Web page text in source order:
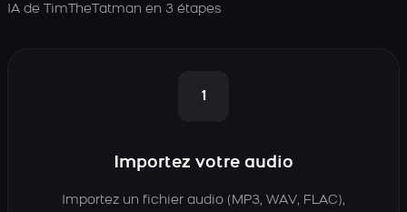
IA de TimTheTatman en 3 étapes
1
Importez votre audio
Importez un fichier audio (MP3, WAV, FLAC),